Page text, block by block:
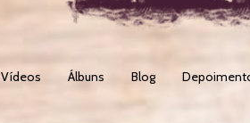
Vídeos Álbuns Blog